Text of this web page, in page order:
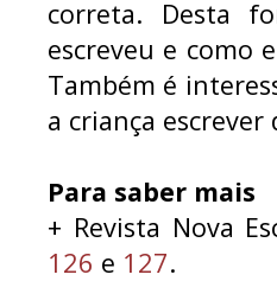
correta. Desta
escreveu e como
Também é
a criança
Para saber mais
+ Revista Nova
126 e 127.